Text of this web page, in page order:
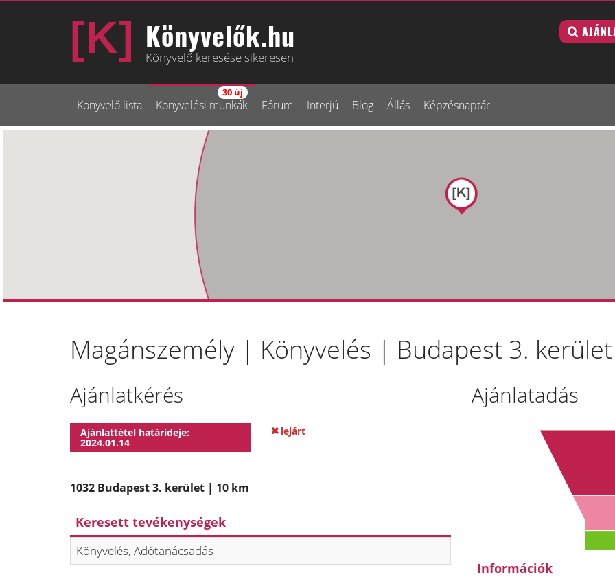
Könyvelők.hu
Könyvelő keresése sikeresen
Könyvelő lista Könyvelési munkák
30 új
Fórum Interjú Blog Állás Képzésnaptár
Magánszemély | Könyvelés | Budapest 3. kerület
Ajánlatkérés
Ajánlattétel határideje:
2024.01.14
lejárt
1032 Budapest 3. kerület | 10 km
Keresett tevékenységek
Könyvelés, Adótanácsadás
Ajánlatadás
Információk